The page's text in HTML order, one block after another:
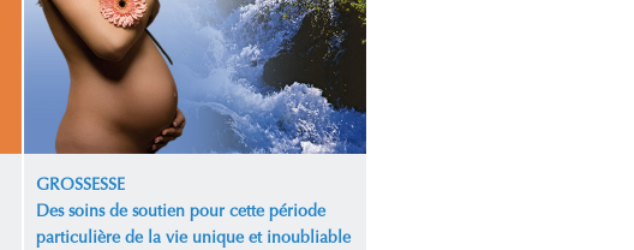
GROSSESSE
Des soins de soutien pour cette période
particulière de la vie unique et inoubliable